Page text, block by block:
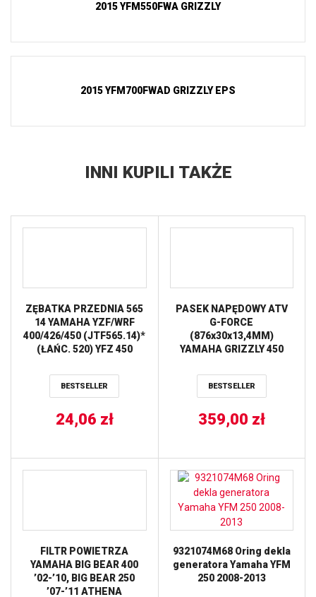
2015 YFM550FWA GRIZZLY
2015 YFM700FWAD GRIZZLY EPS
INNI KUPILI TAKŻE
ZĘBATKA PRZEDNIA 565
14 YAMAHA YZF/WRF
400/426/450 (JTF565.14)*
(ŁAŃC. 520) YFZ 450
BESTSELLER
24,06 zł
PASEK NAPĘDOWY ATV
G-FORCE
(876x30x13,4MM)
YAMAHA GRIZZLY 450
’00-’20,RIHNO 450
’06-’09,WOLWERINE 450
BESTSELLER
359,00 zł
FILTR POWIETRZA
YAMAHA BIG BEAR 400
’02-’10, BIG BEAR 250
’07-’11 ATHENA
9321074M68 Oring dekla
generatora Yamaha YFM
250 2008-2013